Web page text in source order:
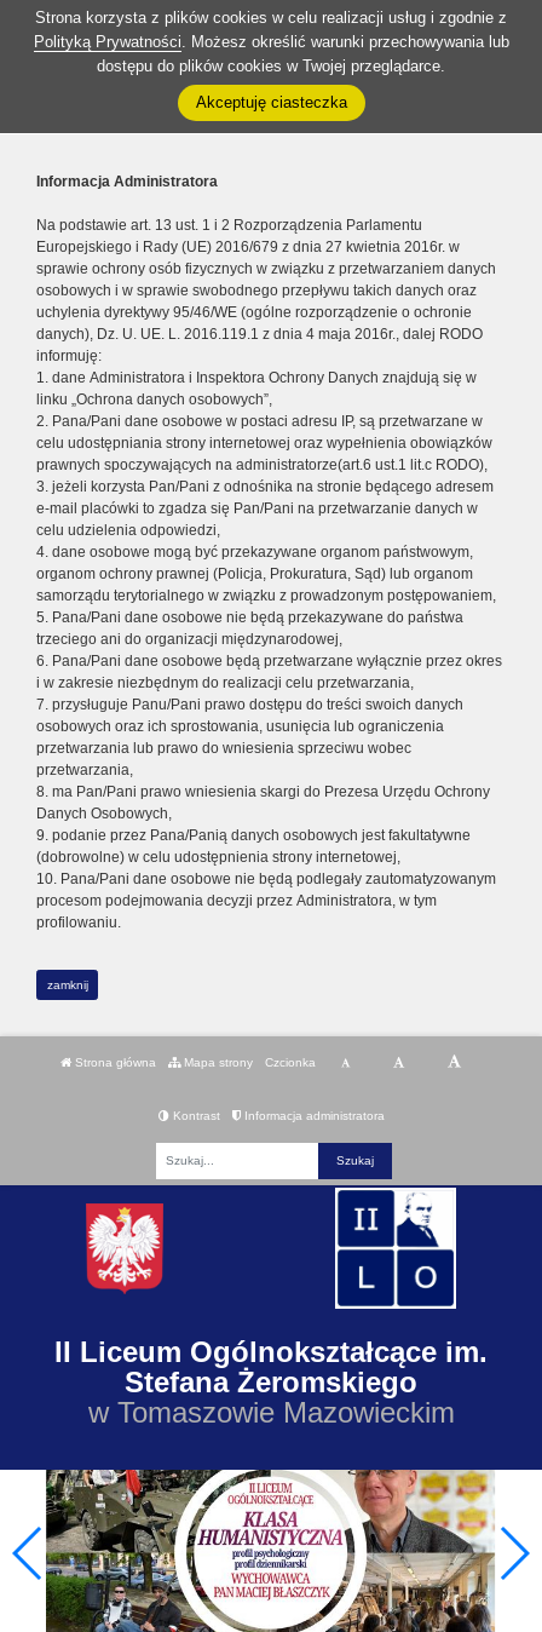
Strona korzysta z plików cookies w celu realizacji usług i zgodnie z
Polityką Prywatności. Możesz określić warunki przechowywania lub
dostępu do plików cookies w Twojej przeglądarce.
Akceptuję ciasteczka
Informacja Administratora
Na podstawie art. 13 ust. 1 i 2 Rozporządzenia Parlamentu
Europejskiego i Rady (UE) 2016/679 z dnia 27 kwietnia 2016r. w
sprawie ochrony osób fizycznych w związku z przetwarzaniem danych
osobowych i w sprawie swobodnego przepływu takich danych oraz
uchylenia dyrektywy 95/46/WE (ogólne rozporządzenie o ochronie
danych), Dz. U. UE. L. 2016.119.1 z dnia 4 maja 2016r., dalej RODO
informuję:
1. dane Administratora i Inspektora Ochrony Danych znajdują się w
linku „Ochrona danych osobowych”,
2. Pana/Pani dane osobowe w postaci adresu IP, są przetwarzane w
celu udostępniania strony internetowej oraz wypełnienia obowiązków
prawnych spoczywających na administratorze(art.6 ust.1 lit.c RODO),
3. jeżeli korzysta Pan/Pani z odnośnika na stronie będącego adresem
e-mail placówki to zgadza się Pan/Pani na przetwarzanie danych w
celu udzielenia odpowiedzi,
4. dane osobowe mogą być przekazywane organom państwowym,
organom ochrony prawnej (Policja, Prokuratura, Sąd) lub organom
samorządu terytorialnego w związku z prowadzonym postępowaniem,
5. Pana/Pani dane osobowe nie będą przekazywane do państwa
trzeciego ani do organizacji międzynarodowej,
6. Pana/Pani dane osobowe będą przetwarzane wyłącznie przez okres
i w zakresie niezbędnym do realizacji celu przetwarzania,
7. przysługuje Panu/Pani prawo dostępu do treści swoich danych
osobowych oraz ich sprostowania, usunięcia lub ograniczenia
przetwarzania lub prawo do wniesienia sprzeciwu wobec
przetwarzania,
8. ma Pan/Pani prawo wniesienia skargi do Prezesa Urzędu Ochrony
Danych Osobowych,
9. podanie przez Pana/Panią danych osobowych jest fakultatywne
(dobrowolne) w celu udostępnienia strony internetowej,
10. Pana/Pani dane osobowe nie będą podlegały zautomatyzowanym
procesom podejmowania decyzji przez Administratora, w tym
profilowaniu.
zamknij
Strona główna Mapa strony Czcionka
Kontrast Informacja administratora
II Liceum Ogólnokształcące im.
Stefana Żeromskiego
w Tomaszowie Mazowieckim